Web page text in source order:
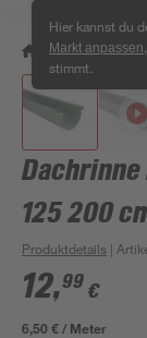
Hier kannst du
Markt anpassen
stimmt.
/ Bauen &
Dachrinne
125 200
Produktdetails |
12,99 €
6,50 € / Meter